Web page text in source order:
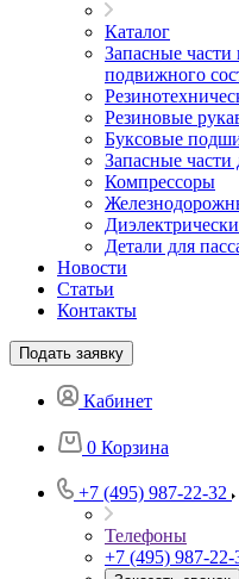
Каталог
Запасные
подвижного
Резиновые
Буксовые
Запасные части
Компрессоры
Детали для
Новости
Статьи
Контакты
Подать заявку
Кабинет
0 Корзина
+7 (495) 987-22-32
Телефоны
+7 (495) 987-22-